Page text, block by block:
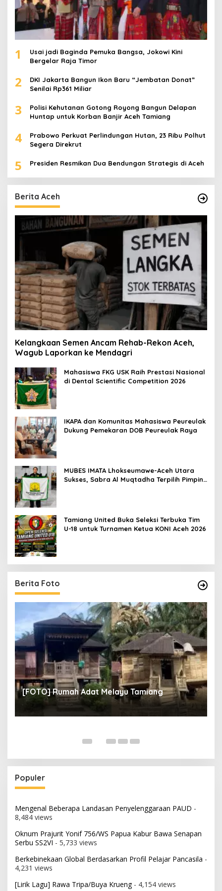
1
Usai jadi Baginda Pemuka Bangsa, Jokowi Kini
Bergelar Raja Timor
2
DKI Jakarta Bangun Ikon Baru “Jembatan Donat”
Senilai Rp361 Miliar
3
Polisi Kehutanan Gotong Royong Bangun Delapan
Huntap untuk Korban Banjir Aceh Tamiang
4
Prabowo Perkuat Perlindungan Hutan, 23 Ribu Polhut
Segera Direkrut
5 Presiden Resmikan Dua Bendungan Strategis di Aceh
Berita Aceh
Kelangkaan Semen Ancam Rehab-Rekon Aceh,
Wagub Laporkan ke Mendagri
Mahasiswa FKG USK Raih Prestasi Nasional
di Dental Scientific Competition 2026
IKAPA dan Komunitas Mahasiswa Peureulak
Dukung Pemekaran DOB Peureulak Raya
MUBES IMATA Lhokseumawe-Aceh Utara
Sukses, Sabra Al Muqtadha Terpilih Pimpin
Tamiang United Buka Seleksi Terbuka Tim
U-18 untuk Turnamen Ketua KONI Aceh 2026
Berita Foto
[FOTO] Rumah Adat Melayu Tamiang
Populer
Mengenal Beberapa Landasan Penyelenggaraan PAUD -
8,484 views
Oknum Prajurit Yonif 756/WS Papua Kabur Bawa Senapan
Serbu SS2VI - 5,733 views
Berkebinekaan Global Berdasarkan Profil Pelajar Pancasila -
4,231 views
[Lirik Lagu] Rawa Tripa/Buya Krueng- 4,154 views